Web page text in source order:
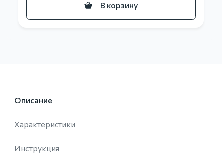
В корзину
Описание
Характеристики
Инструкция